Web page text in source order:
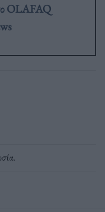
OLAFAQ
.